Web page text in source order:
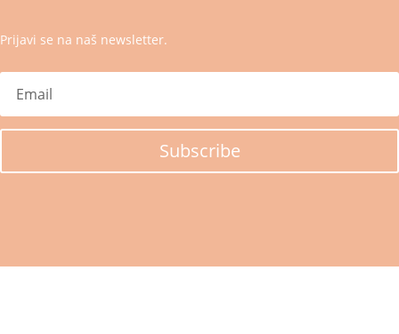
Prijavi se na naš newsletter.
Subscribe